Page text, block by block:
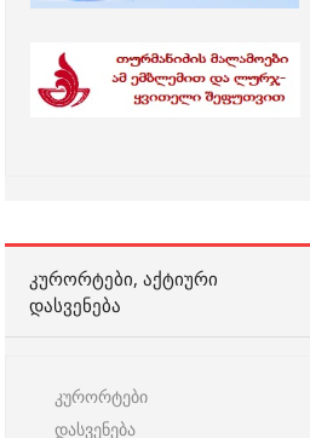
ᲙᲣᲠᲝᲠᲢᲔᲑᲘ, ᲐᲥᲢᲘᲣᲠᲘ
ᲓᲐᲡᲕᲔᲜᲔᲑᲐ
კურორტები
დასვენება